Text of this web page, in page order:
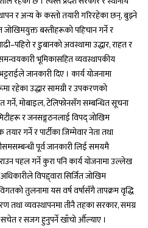
र अन्य के कस्तो तयारी गरिरहेका छन्, बुझ्ने
जोखिमयुक्त बस्तीहरूको पहिचान गर्ने र
र डुबानको अवस्थामा उद्धार, राहत र
भूमिकासहित व्यवस्थापकीय
जानकारी दिए । कार्य योजनामा
रहेका उद्धार सामग्री र उपकरणको
गर्ने, मोबाइल, टेलिफोनसँग सम्बन्धित सूचना
र जनसङ्गठनलाई विपद् जोखिम
गर्ने र पार्टीका जिम्मेवार नेता तथा
पूर्व जानकारी लिई समयमै
पहल गर्ने कुरा पनि कार्य योजनामा उल्लेख
विपद्द्वारा सिर्जित जोखिम
तुलनामा यस वर्ष वर्षासँगै तापक्रम वृद्धि
तथा व्यवस्थापनमा तीनै तहका सरकार, समग्र
सचेत र सजग हुनुपर्ने खाँचो औँल्याए ।